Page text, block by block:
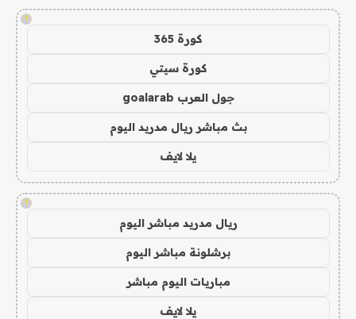
!
كورة 365
كورة سيتي
جول العرب goalarab
بث مباشر ريال مدريد اليوم
يلا لايف
!
ريال مدريد مباشر اليوم
برشلونة مباشر اليوم
مباريات اليوم مباشر
يلا لايف